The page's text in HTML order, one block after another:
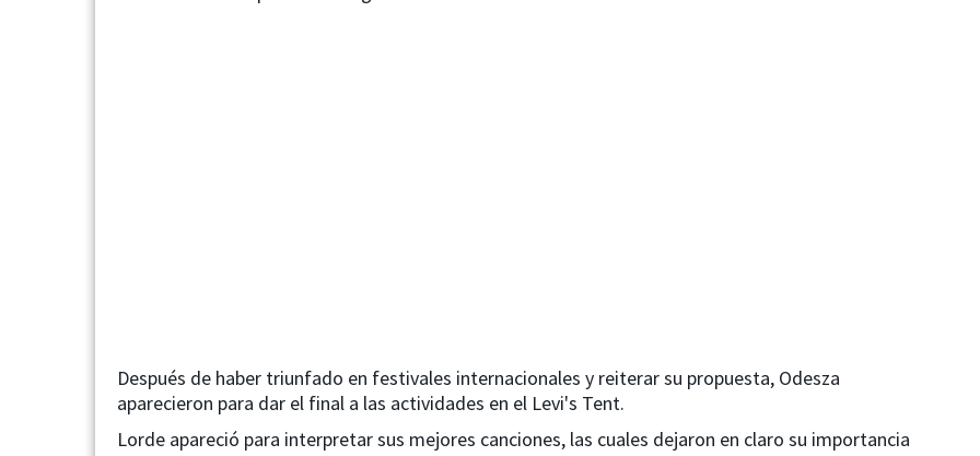
Después de haber triunfado en festivales internacionales y reiterar su propuesta, Odesza
aparecieron para dar el final a las actividades en el Levi's Tent.
Lorde apareció para interpretar sus mejores canciones, las cuales dejaron en claro su importancia